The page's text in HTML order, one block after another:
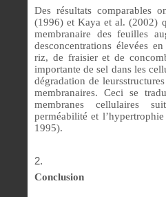
Des résultats comparables
(1996) et Kaya et al. (2002)
membranaire des feuilles
desconcentrations élevées
riz, de fraisier et de
importante de sel dans les
dégradation de
membranaires. Ceci se
membranes cellulaires
perméabilité et
1995).
Conclusion